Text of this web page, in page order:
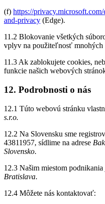
(f) https://
and-privacy (Edge).
11.2 Blokovanie všetkých
vplyv na použiteľnosť mnohých
11.3 Ak zablokujete cookies,
funkcie našich webových
12. Podrobnosti o nás
12.1 Túto webovú stránku
s.r.o.
12.2 Na Slovensku sme
43811957, sídlime na adrese
Slovensko.
12.3 Našim miestom podnikania
Bratislava.
12.4 Môžete nás kontaktovať: